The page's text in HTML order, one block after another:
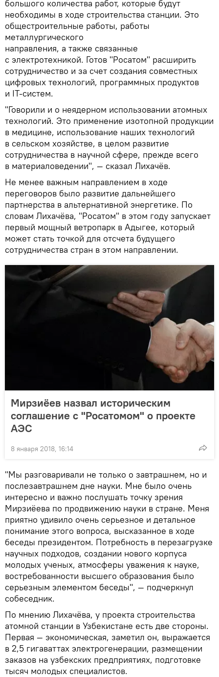
большого количества работ, которые будут
необходимы в ходе строительства станции. Это
общестроительные работы, работы
металлургического
направления, а также связанные
с электротехникой. Готов "Росатом" расширить
сотрудничество и за счет создания совместных
цифровых технологий, программных продуктов
и IT-систем.
"Говорили и о неядерном использовании атомных
технологий. Это применение изотопной продукции
в медицине, использование наших технологий
в сельском хозяйстве, в целом развитие
сотрудничества в научной сфере, прежде всего
в материаловедении", — сказал Лихачёв.
Не менее важным направлением в ходе
переговоров было развитие дальнейшего
партнерства в альтернативной энергетике. По
словам Лихачёва, "Росатом" в этом году запускает
первый мощный ветропарк в Адыгее, который
может стать точкой для отсчета будущего
сотрудничества стран в этом направлении.
Мирзиёев назвал историческим
соглашение с "Росатомом" о проекте
АЭС
8 января 2018, 16:14
"Мы разговаривали не только о завтрашнем, но и
послезавтрашнем дне науки. Мне было очень
интересно и важно послушать точку зрения
Мирзиёева по продвижению науки в стране. Меня
приятно удивило очень серьезное и детальное
понимание этого вопроса, высказанное в ходе
беседы президентом. Потребность в перезагрузке
научных подходов, создании нового корпуса
молодых ученых, атмосферы уважения к науке,
востребованности высшего образования было
серьезным элементом беседы", — подчеркнул
собеседник.
По мнению Лихачёва, у проекта строительства
атомной станции в Узбекистане есть две стороны.
Первая — экономическая, заметил он, выражается
в 2,5 гигаваттах электрогенерации, размещении
заказов на узбекских предприятиях, подготовке
тысяч молодых специалистов.